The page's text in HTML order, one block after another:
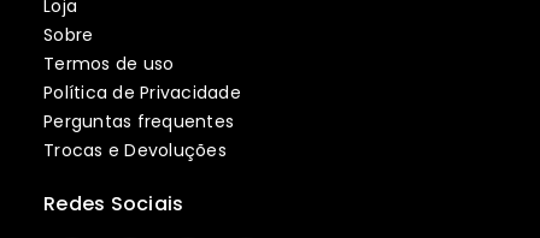
Loja
Sobre
Termos de uso
Política de Privacidade
Perguntas frequentes
Trocas e Devoluções
Redes Sociais